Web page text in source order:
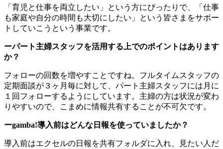
「育児と仕事を両立したい」という方にぴったりで、「仕事
も家庭や自分の時間も大切にしたい」という皆さまをサポー
トしていこうという事業です。
ーパート主婦スタッフを活用する上でのポイントはあります
か？
フォローの回数を増やすことですね。フルタイムスタッフの
定期面談が３ヶ月毎に対して、パート主婦スタッフには月に
１回フォローするようにしています。主婦の方は状況が変わ
りやすいので、こまめに情報共有することが不可欠です。
ーgamba!導入前はどんな日報を使っていましたか？
導入前はエクセルの日報を共有フォルダに入れ、見たい人だ